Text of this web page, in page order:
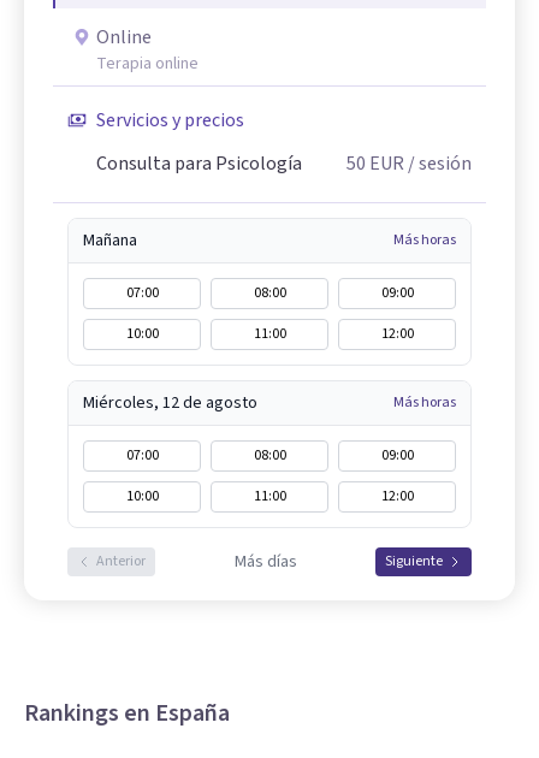
Online
Terapia online
Servicios y precios
Consulta para Psicología
50 EUR / sesión
Mañana Más horas
07:00 08:00
09:00
10:00
11:00 12:00
Miércoles, 12 de agosto Más horas
07:00 08:00
09:00
10:00
11:00 12:00
Anterior Más días Siguiente
Rankings en España